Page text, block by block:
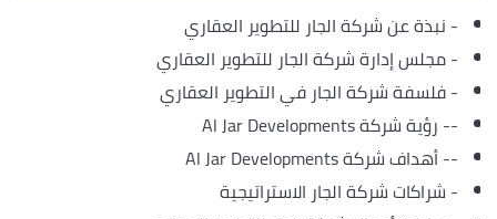
- نبذة عن شركة الجار للتطوير العقاري
-مجلس إدارة شركة الجار للتطوير العقاري
-فلسفة شركة الجار في التطوير العقاري
-- رؤية شركة Al Jar Developments
--أهداف شركة Al Jar Developments
- شراكات شركة الجار الاستراتيجية